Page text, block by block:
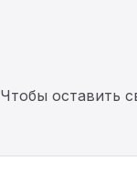
Чтобы оставить